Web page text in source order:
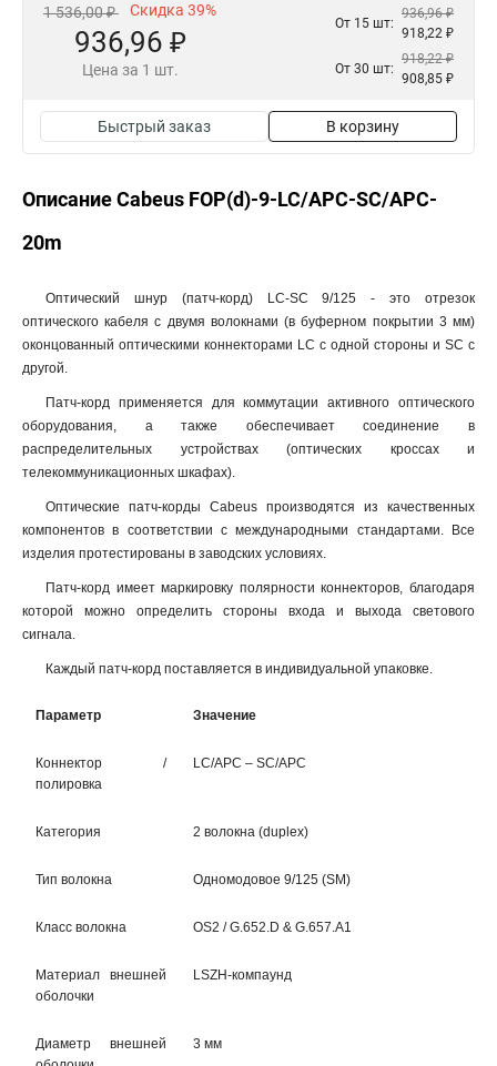
1 536,00 ₽ Скидка 39%
936,96 ₽
Цена за 1 шт.
От 15 шт:
936,96 ₽
918,22 ₽
От 30 шт:
918,22 ₽
908,85 ₽
Быстрый заказ В корзину
Описание Cabeus FOP(d)-9-LC/APC-SC/APC-
20m
Оптический шнур (патч-корд) LC-SC 9/125 - это отрезок
оптического кабеля c двумя волокнами (в буферном покрытии 3 мм)
оконцованный оптическими коннекторами LC с одной стороны и SC с
другой.
Патч-корд применяется для коммутации активного оптического
оборудования, а также обеспечивает соединение в
распределительных устройствах (оптических кроссах и
телекоммуникационных шкафах).
Оптические патч-корды Cabeus производятся из качественных
компонентов в соответствии с международными стандартами. Все
изделия протестированы в заводских условиях.
Патч-корд имеет маркировку полярности коннекторов, благодаря
которой можно определить стороны входа и выхода светового
сигнала.
Каждый патч-корд поставляется в индивидуальной упаковке.
Параметр Значение
Коннектор /
полировка
LC/APC – SC/APC
Категория 2 волокна (duplex)
Тип волокна Одномодовое 9/125 (SM)
Класс волокна OS2 / G.652.D & G.657.A1
Материал внешней
оболочки
LSZH-компаунд
Диаметр внешней
3 мм